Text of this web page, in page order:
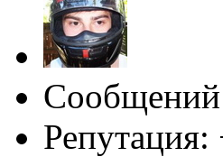
Репутация: